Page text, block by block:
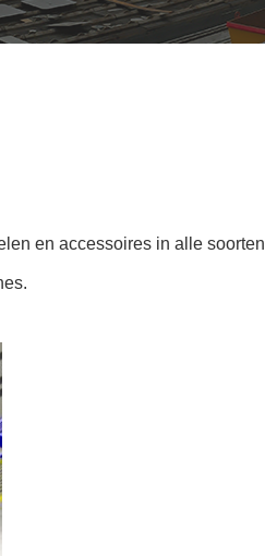
en accessoires in alle soorten